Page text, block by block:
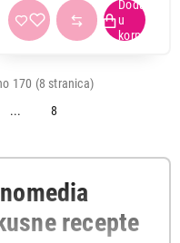
170 (8 stranica)
... 8
recepte